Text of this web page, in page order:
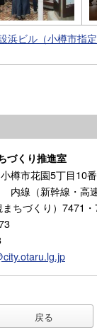
浜ビル（小樽市指
づくり推進室
樽市花園5丁目10
内線（新幹線・高
ちづくり）7471
戻る